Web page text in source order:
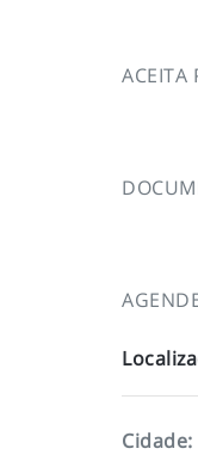
ACEITA
Cidade: